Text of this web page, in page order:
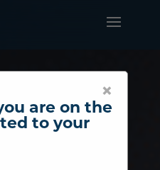
×
are on the
to your